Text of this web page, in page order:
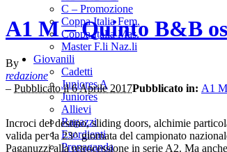
C – Promozione
Coppa Italia Fem.
Coppa Italia Mas.
Master F.li Naz.li
Giovanili
Cadetti
Juniores A
Juniores
Allievi
Ragazzi
Esordienti
Propaganda
A1 M – Quinto B&B
By
redazione
– Pubblicato il 6 Aprile 2017Pubblicato in: A1
Incroci del destino, sliding doors, alchimie
valida per la 23^ giornata del campionato
Paganuzzi alla retrocessione in serie A2. Ma